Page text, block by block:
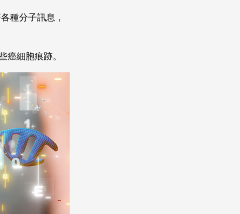
種分子訊息，
癌細胞痕跡。